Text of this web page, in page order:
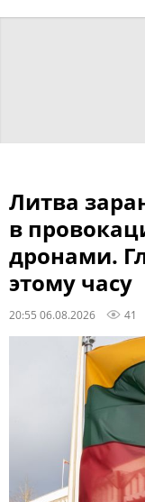
Литва
в
дронами.
этому часу
20:55 06.08.2026 41